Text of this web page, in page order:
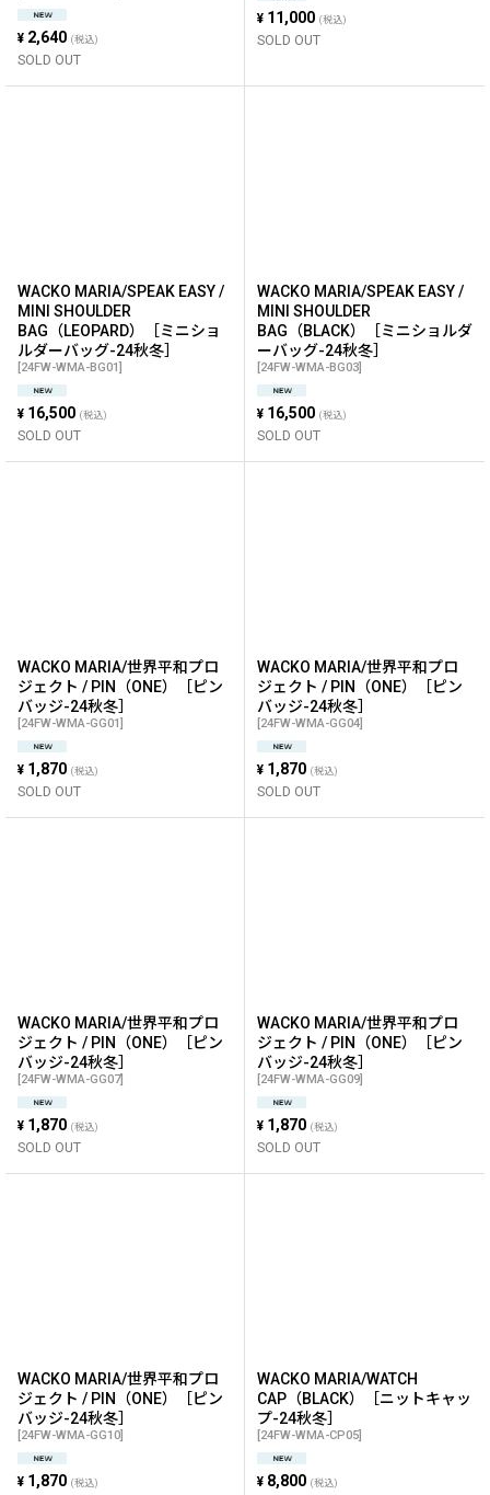
¥ 2,640 (税込)
SOLD OUT
¥ 11,000 (税込)
SOLD OUT
WACKO MARIA/SPEAK EASY /
MINI SHOULDER
BAG（LEOPARD）［ミニショ
ルダーバッグ-24秋冬］
[24FW-WMA-BG01]
¥ 16,500 (税込)
SOLD OUT
WACKO MARIA/SPEAK EASY /
MINI SHOULDER
BAG（BLACK）［ミニショルダ
ーバッグ-24秋冬］
[24FW-WMA-BG03]
¥ 16,500 (税込)
SOLD OUT
WACKO MARIA/世界平和プロ
ジェクト / PIN（ONE）［ピン
バッジ-24秋冬］
[24FW-WMA-GG01]
¥ 1,870 (税込)
SOLD OUT
WACKO MARIA/世界平和プロ
ジェクト / PIN（ONE）［ピン
バッジ-24秋冬］
[24FW-WMA-GG04]
¥ 1,870 (税込)
SOLD OUT
WACKO MARIA/世界平和プロ
ジェクト / PIN（ONE）［ピン
バッジ-24秋冬］
[24FW-WMA-GG07]
¥ 1,870 (税込)
SOLD OUT
WACKO MARIA/世界平和プロ
ジェクト / PIN（ONE）［ピン
バッジ-24秋冬］
[24FW-WMA-GG09]
¥ 1,870 (税込)
SOLD OUT
WACKO MARIA/世界平和プロ
ジェクト / PIN（ONE）［ピン
バッジ-24秋冬］
[24FW-WMA-GG10]
¥ 1,870 (税込)
WACKO MARIA/WATCH
CAP（BLACK）［ニットキャッ
プ-24秋冬］
[24FW-WMA-CP05]
¥ 8,800 (税込)